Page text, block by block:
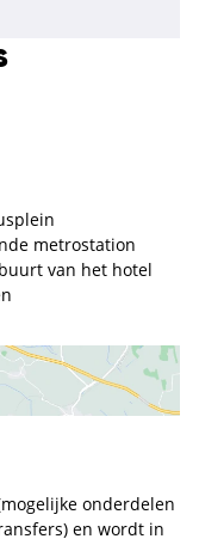
metrostation
van het hotel
onderdelen
en wordt in